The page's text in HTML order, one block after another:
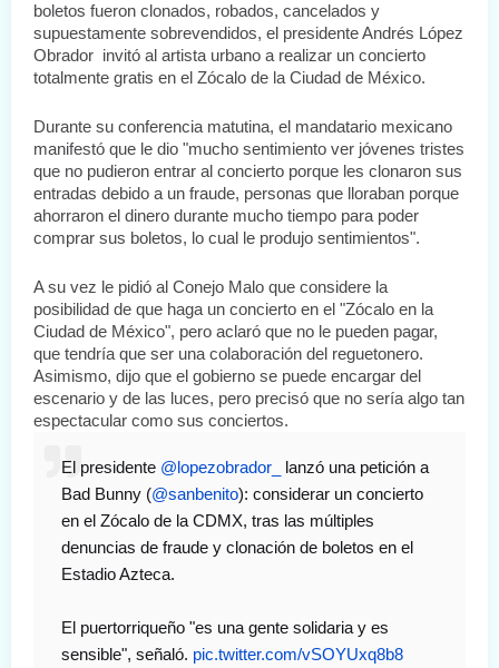
boletos fueron clonados, robados, cancelados y
supuestamente sobrevendidos, el presidente Andrés López
Obrador  invitó al artista urbano a realizar un concierto
totalmente gratis en el Zócalo de la Ciudad de México.
Durante su conferencia matutina, el mandatario mexicano
manifestó que le dio "mucho sentimiento ver jóvenes tristes
que no pudieron entrar al concierto porque les clonaron sus
entradas debido a un fraude, personas que lloraban porque
ahorraron el dinero durante mucho tiempo para poder
comprar sus boletos, lo cual le produjo sentimientos".
A su vez le pidió al Conejo Malo que considere la
posibilidad de que haga un concierto en el "Zócalo en la
Ciudad de México", pero aclaró que no le pueden pagar,
que tendría que ser una colaboración del reguetonero.
Asimismo, dijo que el gobierno se puede encargar del
escenario y de las luces, pero precisó que no sería algo tan
espectacular como sus conciertos.
El presidente @lopezobrador_
lanzó una petición a
Bad Bunny (@sanbenito): considerar un concierto
en el Zócalo de la CDMX, tras las múltiples
denuncias de fraude y clonación de boletos en el
Estadio Azteca.
El puertorriqueño "es una gente solidaria y es
sensible", señaló. pic.twitter.com/vSOYUxq8b8